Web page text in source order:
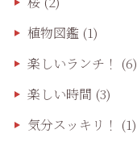
植物図鑑 (1)
楽しいランチ！ (6)
楽しい時間 (3)
気分スッキリ！ (1)